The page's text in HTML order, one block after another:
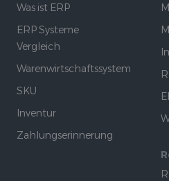
Was ist ERP
ERP Systeme
Vergleich
Warenwirtschaftssystem
SKU
Inventur
Zahlungserinnerung